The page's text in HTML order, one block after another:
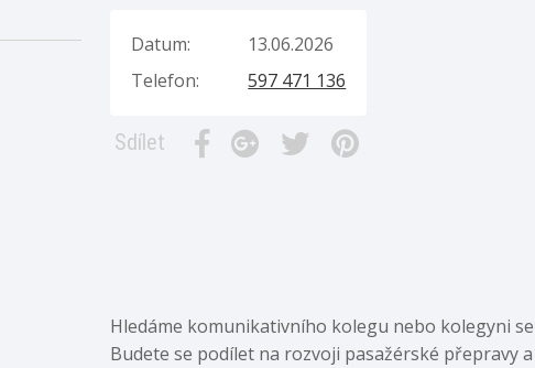
Datum:
13.06.2026
Telefon:
597 471 136
Sdílet
Hledáme komunikativního kolegu nebo kolegyni
Budete se podílet na rozvoji pasažérské přepravy